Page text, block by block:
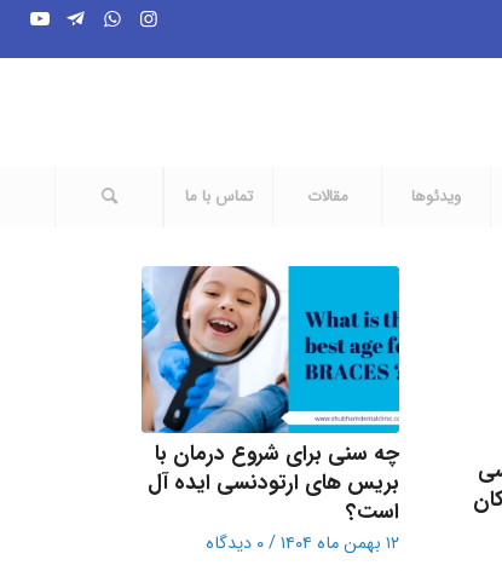
ویدئوها مقالات تماس با ما
چه سنی برای شروع درمان با
بریس های ارتودنسی ایده آل
است؟
۱۲ بهمن ماه ۱۴۰۴ /۰ دیدگاه